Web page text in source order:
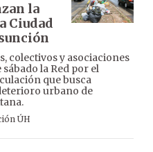
la
Ciudad
colectivos y asociaciones
la Red por el
que busca
urbano de
ÚH